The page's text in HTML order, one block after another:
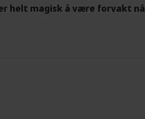
helt magisk å være forvakt nå